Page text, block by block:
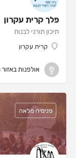
פלך קרית עקרון
תיכון תורני לבנות
קרית עקרון
אולפנות
פנימיה מלאה